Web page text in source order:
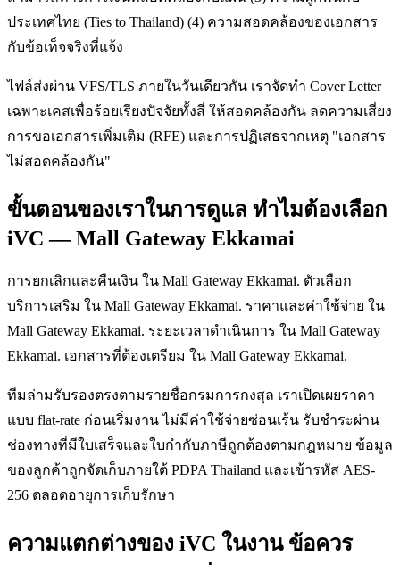
ประเทศไทย (Ties to Thailand) (4) ความสอดคล้องของเอกสาร
กับข้อเท็จจริงที่แจ้ง
ไฟล์ส่งผ่าน VFS/TLS ภายในวันเดียวกัน เราจัดทำ Cover Letter
เฉพาะเคสเพื่อร้อยเรียงปัจจัยทั้งสี่ ให้สอดคล้องกัน ลดความเสี่ยง
การขอเอกสารเพิ่มเติม (RFE) และการปฏิเสธจากเหตุ "เอกสาร
ไม่สอดคล้องกัน"
ขั้นตอนของเราในการดูแล ทำไมต้องเลือก
iVC — Mall Gateway Ekkamai
การยกเลิกและคืนเงิน ใน Mall Gateway Ekkamai. ตัวเลือก
บริการเสริม ใน Mall Gateway Ekkamai. ราคาและค่าใช้จ่าย ใน
Mall Gateway Ekkamai. ระยะเวลาดำเนินการ ใน Mall Gateway
Ekkamai. เอกสารที่ต้องเตรียม ใน Mall Gateway Ekkamai.
ทีมล่ามรับรองตรงตามรายชื่อกรมการกงสุล เราเปิดเผยราคา
แบบ flat-rate ก่อนเริ่มงาน ไม่มีค่าใช้จ่ายซ่อนเร้น รับชำระผ่าน
ช่องทางที่มีใบเสร็จและใบกำกับภาษีถูกต้องตามกฎหมาย ข้อมูล
ของลูกค้าถูกจัดเก็บภายใต้ PDPA Thailand และเข้ารหัส AES-
256 ตลอดอายุการเก็บรักษา
ความแตกต่างของ iVC ในงาน ข้อควร